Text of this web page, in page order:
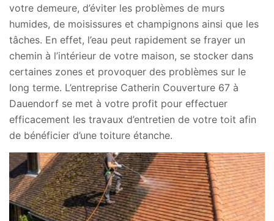
votre demeure, d’éviter les problèmes de murs
humides, de moisissures et champignons ainsi que les
tâches. En effet, l’eau peut rapidement se frayer un
chemin à l’intérieur de votre maison, se stocker dans
certaines zones et provoquer des problèmes sur le
long terme. L’entreprise Catherin Couverture 67 à
Dauendorf se met à votre profit pour effectuer
efficacement les travaux d’entretien de votre toit afin
de bénéficier d’une toiture étanche.